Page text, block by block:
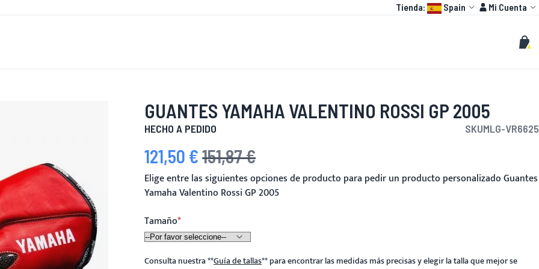
Language:
Tienda: Spain Cuenta
Mi Cuenta
Buscar
Mi
GUANTES YAMAHA VALENTINO ROSSI GP 2005
HECHO A PEDIDO SKUMLG-VR6625
Precio especial
121,50 € Precio habitual
151,87 €
Elige entre las siguientes opciones de producto para pedir un producto personalizado Guantes
Yamaha Valentino Rossi GP 2005
Tamaño
Consulta nuestra**Guía de tallas**para encontrar las medidas más precisas y elegir la talla que mejor se